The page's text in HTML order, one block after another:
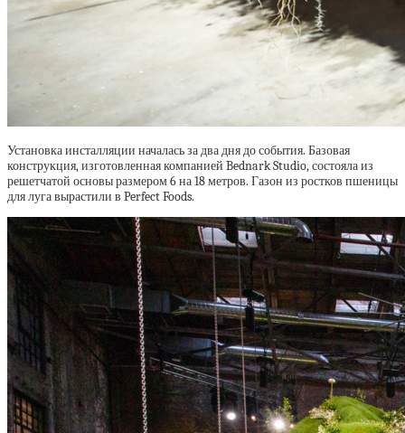
Установка инсталляции началась за два дня до события. Базовая
конструкция, изготовленная компанией Bednark Studio, состояла из
решетчатой ​​основы размером 6 на 18 метров. Газон из ростков пшеницы
для луга вырастили в Perfect Foods.